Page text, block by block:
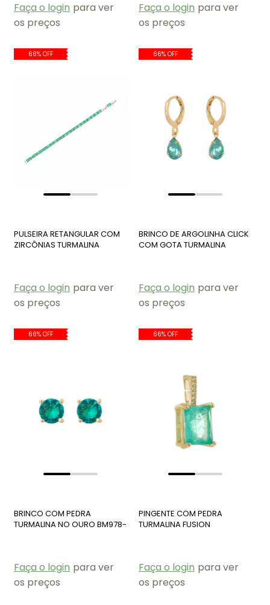
Faça o login para ver
os preços
Faça o login para ver
os preços
66% OFF
PULSEIRA RETANGULAR COM
ZIRCÔNIAS TURMALINA
Faça o login para ver
os preços
66% OFF
BRINCO DE ARGOLINHA CLICK
COM GOTA TURMALINA
Faça o login para ver
os preços
66% OFF
BRINCO COM PEDRA
TURMALINA NO OURO BM978-
Faça o login para ver
os preços
66% OFF
PINGENTE COM PEDRA
TURMALINA FUSION
Faça o login para ver
os preços